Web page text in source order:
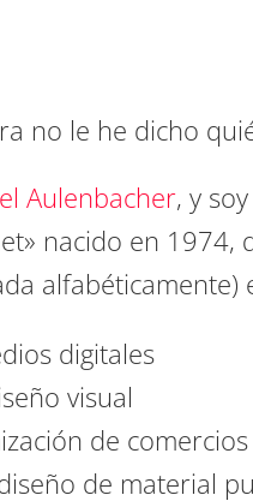
no le he dicho
Aulenbacher, y
nacido en 1974,
alfabéticamente)
digitales
visual
de
de material